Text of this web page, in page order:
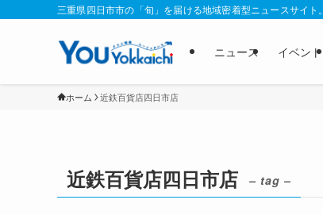
三重県四日市市の「旬」を届ける地域密着型ニュースサイト。
ニュース イベント
ホーム 近鉄百貨店四日市店
近鉄百貨店四日市店 – tag –